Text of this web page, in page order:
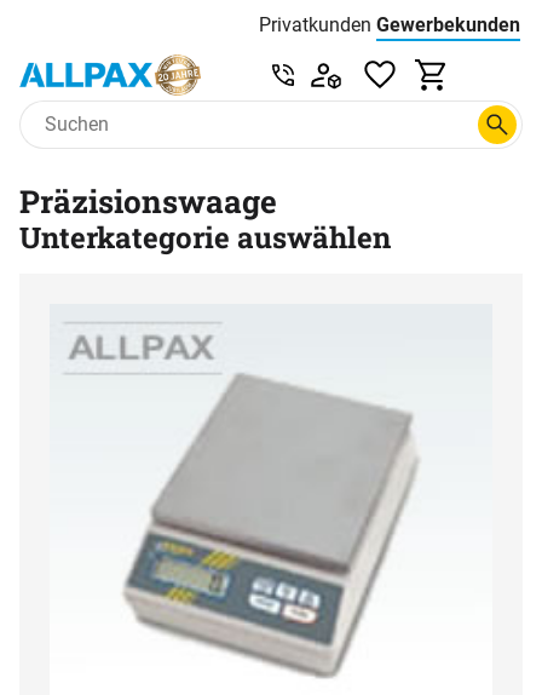
Privatkunden Preisliste:
Gewerbekunden
Zum Hauptinhalt springen
Service & Beratung unter
Präzisionswaage
Unterkategorie auswählen